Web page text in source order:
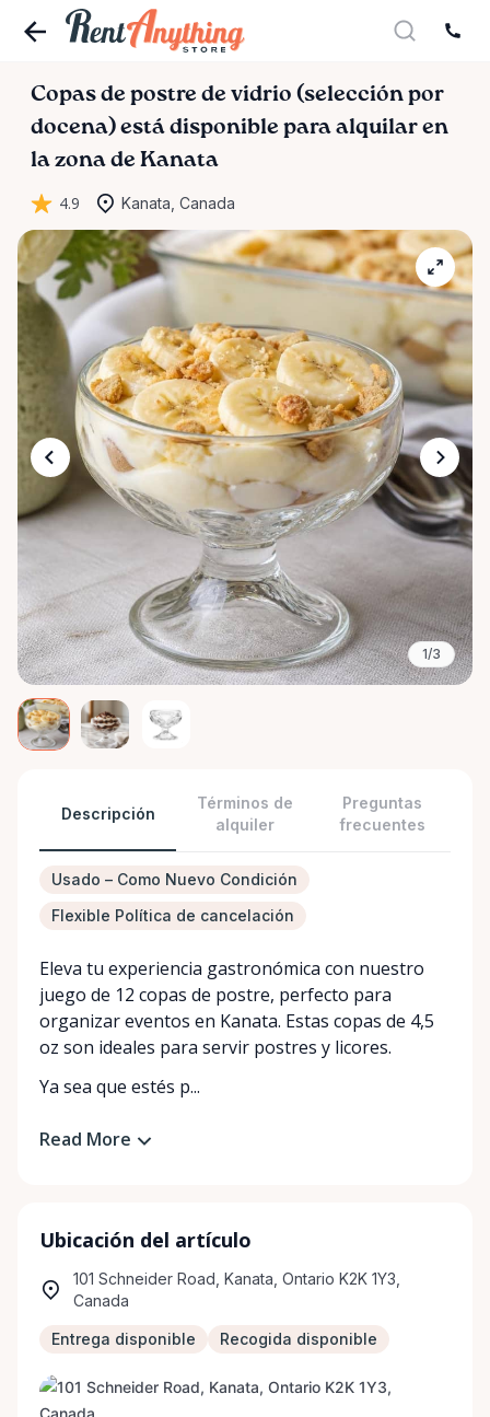
Copas de postre de vidrio (selección por
docena) está disponible para alquilar en
la zona de Kanata
4.9 Kanata, Canada
1/3
Descripción
Términos de
alquiler
Preguntas
frecuentes
Usado – Como Nuevo Condición
Flexible Política de cancelación
Eleva tu experiencia gastronómica con nuestro
juego de 12 copas de postre, perfecto para
organizar eventos en Kanata. Estas copas de 4,5
oz son ideales para servir postres y licores.
Ya sea que estés p...
Read More
Ubicación del artículo
101 Schneider Road, Kanata, Ontario K2K 1Y3,
Canada
Entrega disponible Recogida disponible